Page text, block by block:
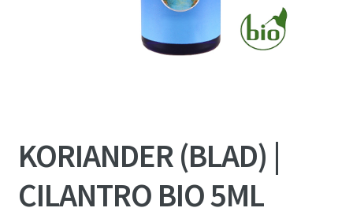
KORIANDER (BLAD) |
CILANTRO BIO 5ML